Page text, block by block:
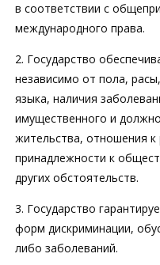
в соответствии с
международного права.
2. Государство
независимо от пола,
языка, наличия
имущественного и
жительства, отношения к
принадлежности к
других обстоятельств.
3. Государство
форм дискриминации,
либо заболеваний.